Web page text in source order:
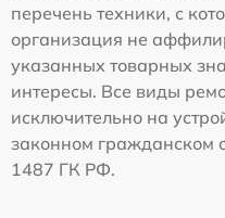
перечень техники, с
организация не
указанных товарных
интересы. Все виды
исключительно на
законном гражданском
1487 ГК РФ.